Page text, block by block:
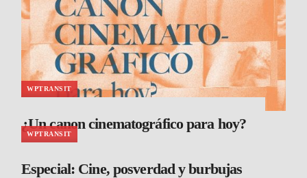
WPTRANSIT
¿Un canon cinematográfico para hoy?
WPTRANSIT
Especial: Cine, posverdad y burbujas